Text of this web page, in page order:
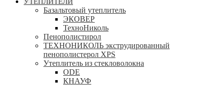
Базальтовый утеплитель
ЭКОВЕР
ТехноНиколь
Пенополистирол
ТЕХНОНИКОЛЬ экструдированный
пенополистерол XPS
Утеплитель из стекловолокна
ODE
КНАУФ